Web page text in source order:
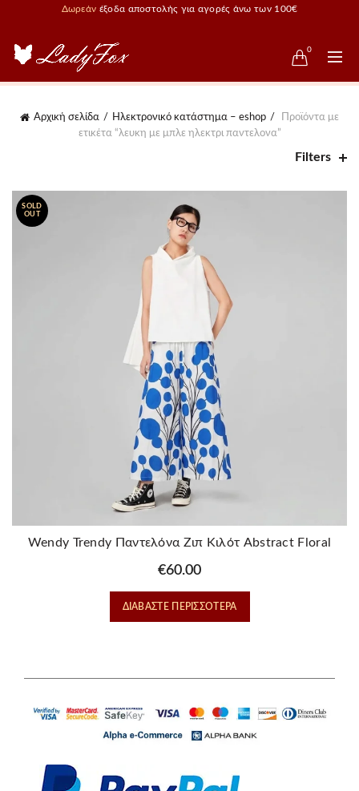
Δωρεάν έξοδα αποστολής για αγορές άνω των 100€
0
Αρχική σελίδα Ηλεκτρονικό κατάστημα – eshop
Προϊόντα με
ετικέτα “λευκη με μπλε ηλεκτρι παντελονα”
Filters
SOLD
OUT
Wendy Trendy Παντελόνα Ζιπ Κιλότ Abstract Floral
€60.00
ΔΙΑΒΆΣΤΕ ΠΕΡΙΣΣΌΤΕΡΑ